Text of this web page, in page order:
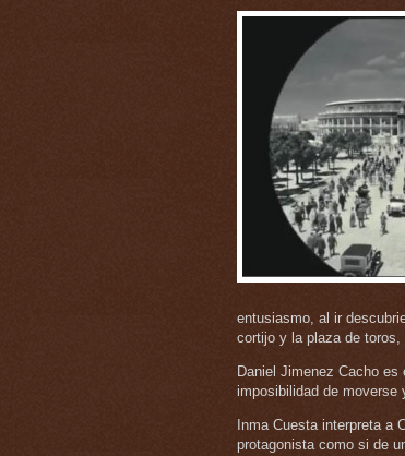
entusiasmo, al ir
cortijo y la plaza de
Daniel Jimenez Cacho
imposibilidad de moverse
Inma Cuesta interpreta a
protagonista como si de